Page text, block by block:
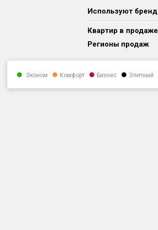
Используют бренд
Квартир в продаже
Регионы продаж
Эконом Комфорт Бизнес Элитный